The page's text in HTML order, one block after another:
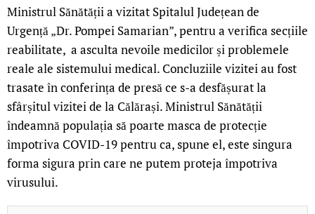
Ministrul Sănătății a vizitat Spitalul Județean de
Urgență „Dr. Pompei Samarian”, pentru a verifica secțiile
reabilitate, a asculta nevoile medicilor și problemele
reale ale sistemului medical. Concluziile vizitei au fost
trasate în conferința de presă ce s-a desfășurat la
sfârșitul vizitei de la Călărași. Ministrul Sănătății
îndeamnă populația să poarte masca de protecție
împotriva COVID-19 pentru ca, spune el, este singura
forma sigura prin care ne putem proteja împotriva
virusului.